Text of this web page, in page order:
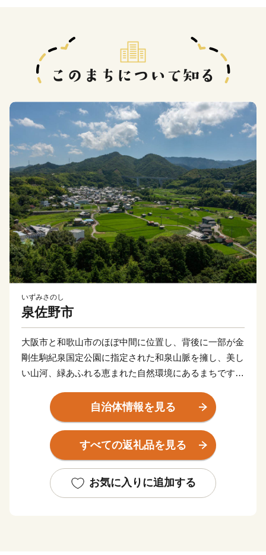
いずみさのし
泉佐野市
大阪市と和歌山市のほぼ中間に位置し、背後に一部が金
剛生駒紀泉国定公園に指定された和泉山脈を擁し、美し
い山河、緑あふれる恵まれた自然環境にあるまちです。
たが、関西国際空港の開港などに伴う人口の増加ととも
に、商業・サービス業が盛んになっています。
関空によるインパクトを最大限に活用し、世界と日本を
結ぶ玄関都市として、21世紀にふさわしい国際都市をめ
自治体情報を見る
すべての返礼品を見る
お気に入りに追加する